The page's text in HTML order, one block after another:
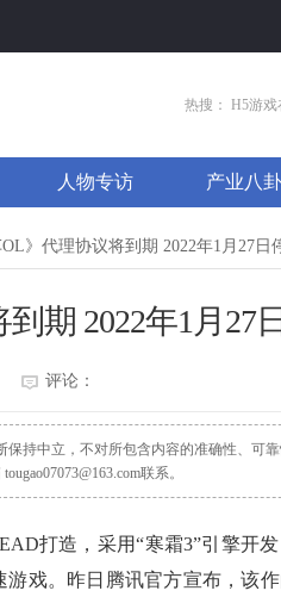
新闻周刊
新游竞速
发号排行
游戏专题
热门专
我是皇
太极崛起
龙之女
荒野行动
热搜： H5游戏
人物专访 产业八卦
》代理协议将到期 2022年1月27日
期 2022年1月27
评论：
持中立，不对所包含内容的准确性、可
联系。
打造，采用“寒霜3”引擎开
戏。昨日腾讯官方宣布，该